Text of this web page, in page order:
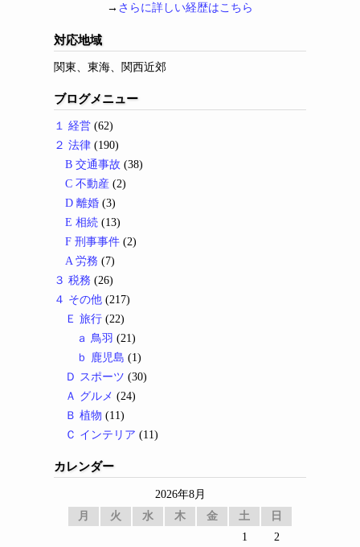
→ さらに詳しい経歴はこちら
対応地域
関東、東海、関西近郊
ブログメニュー
１ 経営 (62)
２ 法律 (190)
B 交通事故 (38)
C 不動産 (2)
D 離婚 (3)
E 相続 (13)
F 刑事事件 (2)
A 労務 (7)
３ 税務 (26)
４ その他 (217)
Ｅ 旅行 (22)
ａ 鳥羽 (21)
ｂ 鹿児島 (1)
Ｄ スポーツ (30)
Ａ グルメ (24)
Ｂ 植物 (11)
Ｃ インテリア (11)
カレンダー
2026年8月
月
火 水 木 金 土
日
1
2